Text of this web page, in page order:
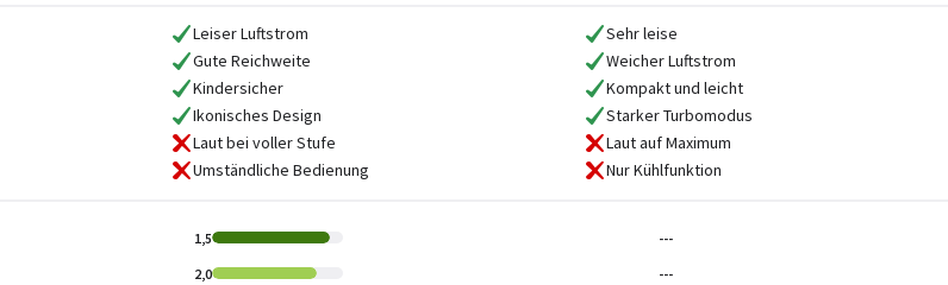
Leiser Luftstrom
Gute Reichweite
Kindersicher
Ikonisches Design
Laut bei voller Stufe
Umständliche Bedienung
Sehr leise
Weicher Luftstrom
Kompakt und leicht
Starker Turbomodus
Laut auf Maximum
Nur Kühlfunktion
1,5 ---
2,0 ---